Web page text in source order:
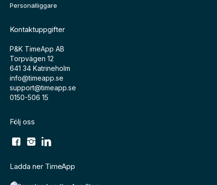
Personalliggare
Kontaktuppgifter
P&K TimeApp AB
Torpvägen 12
641 34 Katrineholm
info@timeapp.se
support@timeapp.se
0150-506 15
Följ oss
Ladda ner TimeApp